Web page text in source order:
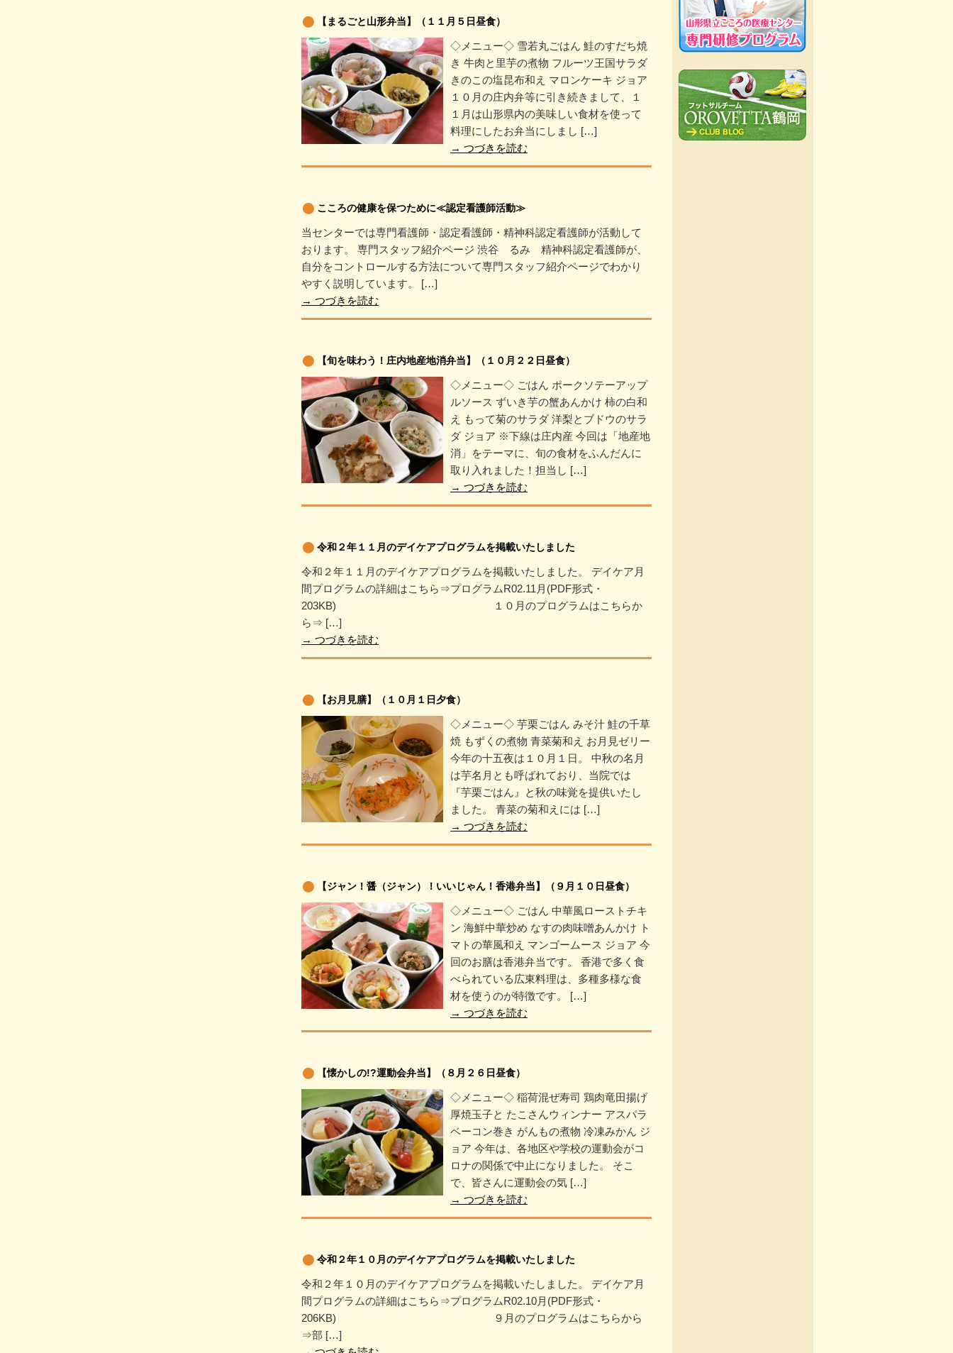
【まるごと山形弁当】（１１月５日昼食）
◇メニュー◇ 雪若丸ごはん 鮭のすだち焼
き 牛肉と里芋の煮物 フルーツ王国サラダ
きのこの塩昆布和え マロンケーキ ジョア
１０月の庄内弁等に引き続きまして、１
１月は山形県内の美味しい食材を使って
料理にしたお弁当にしまし […]
→ つづきを読む
こころの健康を保つために≪認定看護師活動≫
当センターでは専門看護師・認定看護師・精神科認定看護師が活動して
おります。 専門スタッフ紹介ページ 渋谷 るみ 精神科認定看護師が、
自分をコントロールする方法について専門スタッフ紹介ページでわかり
やすく説明しています。 […]
→ つづきを読む
【旬を味わう！庄内地産地消弁当】（１０月２２日昼食）
◇メニュー◇ ごはん ポークソテーアップ
ルソース ずいき芋の蟹あんかけ 柿の白和
え もって菊のサラダ 洋梨とブドウのサラ
ダ ジョア ※下線は庄内産 今回は「地産地
消」をテーマに、旬の食材をふんだんに
取り入れました！担当し […]
→ つづきを読む
令和２年１１月のデイケアプログラムを掲載いたしました
令和２年１１月のデイケアプログラムを掲載いたしました。 デイケア月
間プログラムの詳細はこちら⇒プログラムR02.11月(PDF形式・
203KB) １０月のプログラムはこちらか
ら⇒ […]
→ つづきを読む
【お月見膳】（１０月１日夕食）
◇メニュー◇ 芋栗ごはん みそ汁 鮭の千草
焼 もずくの煮物 青菜菊和え お月見ゼリー
今年の十五夜は１０月１日。 中秋の名月
は芋名月とも呼ばれており、当院では
『芋栗ごはん』と秋の味覚を提供いたし
ました。 青菜の菊和えには […]
→ つづきを読む
【ジャン！醤（ジャン）！いいじゃん！香港弁当】（９月１０日昼食）
◇メニュー◇ ごはん 中華風ローストチキ
ン 海鮮中華炒め なすの肉味噌あんかけ ト
マトの華風和え マンゴームース ジョア 今
回のお膳は香港弁当です。 香港で多く食
べられている広東料理は、多種多様な食
材を使うのが特徴です。 […]
→ つづきを読む
【懐かしの!?運動会弁当】（８月２６日昼食）
◇メニュー◇ 稲荷混ぜ寿司 鶏肉竜田揚げ
厚焼玉子と たこさんウィンナー アスパラ
ベーコン巻き がんもの煮物 冷凍みかん ジ
ョア 今年は、各地区や学校の運動会がコ
ロナの関係で中止になりました。 そこ
で、皆さんに運動会の気 […]
→ つづきを読む
令和２年１０月のデイケアプログラムを掲載いたしました
令和２年１０月のデイケアプログラムを掲載いたしました。 デイケア月
間プログラムの詳細はこちら⇒プログラムR02.10月(PDF形式・
206KB) ９月のプログラムはこちらから
⇒部 […]